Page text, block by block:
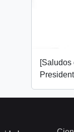
[Saludos